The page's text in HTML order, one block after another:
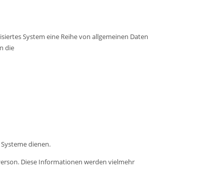
System eine Reihe von allgemeinen Daten
die
dienen.
Diese Informationen werden vielmehr